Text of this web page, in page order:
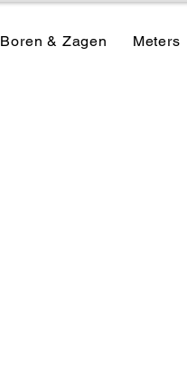
Boren & Zagen Meters